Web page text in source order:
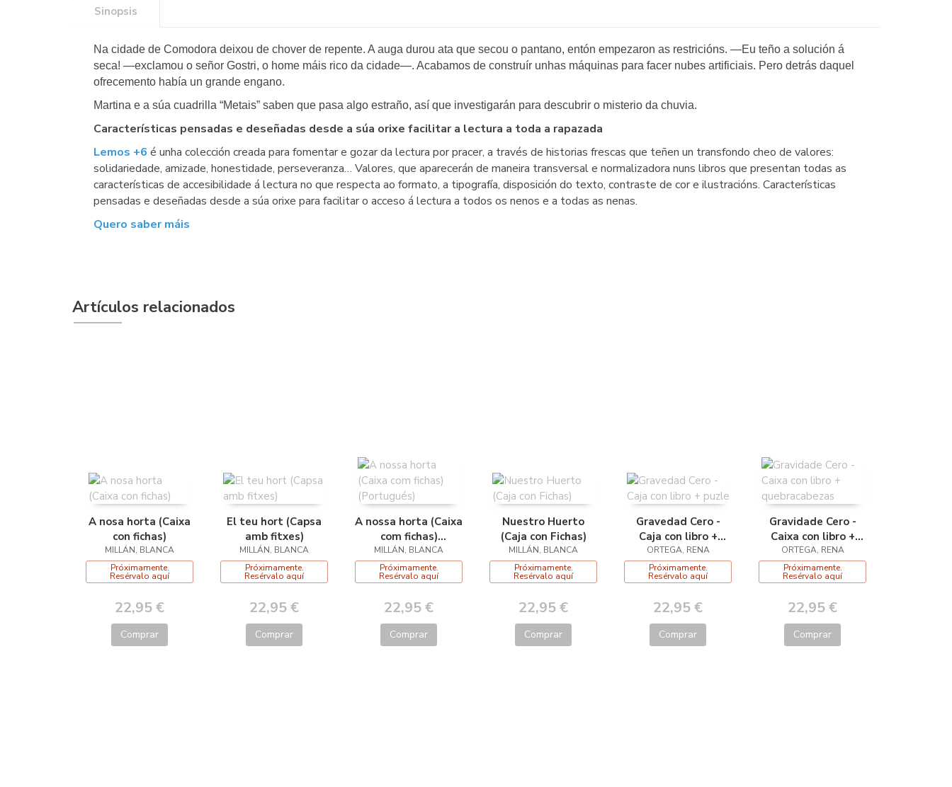
Sinopsis
Na cidade de Comodora deixou de chover de repente. A auga durou ata que secou o pantano, entón empezaron as restricións. —Eu teño a solución á
seca! —exclamou o señor Gostri, o home máis rico da cidade—. Acabamos de construír unhas máquinas para facer nubes artificiais. Pero detrás daquel
ofrecemento había un grande engano.
Martina e a súa cuadrilla “Metais” saben que pasa algo estraño, así que investigarán para descubrir o misterio da chuvia.
Características pensadas e deseñadas desde a súa orixe facilitar a lectura a toda a rapazada
Lemos +6 é unha colección creada para fomentar e gozar da lectura por pracer, a través de historias frescas que teñen un transfondo cheo de valores:
solidariedade, amizade, honestidade, perseveranza… Valores, que aparecerán de maneira transversal e normalizadora nuns libros que presentan todas as
características de accesibilidade á lectura no que respecta ao formato, a tipografía, disposición do texto, contraste de cor e ilustracións. Características
pensadas e deseñadas desde a súa orixe para facilitar o acceso á lectura a todos os nenos e a todas as nenas.
Quero saber máis
Artículos relacionados
A nosa horta (Caixa
con fichas)
MILLÁN, BLANCA
Próximamente.
Resérvalo aquí
22,95 €
Comprar
El teu hort (Capsa
amb fitxes)
MILLÁN, BLANCA
Próximamente.
Resérvalo aquí
22,95 €
Comprar
A nossa horta (Caixa
com fichas)
(Portugués)
MILLÁN, BLANCA
Próximamente.
Resérvalo aquí
22,95 €
Comprar
Nuestro Huerto
(Caja con Fichas)
MILLÁN, BLANCA
Próximamente.
Resérvalo aquí
22,95 €
Comprar
Gravedad Cero -
Caja con libro +
puzle
ORTEGA, RENA
Próximamente.
Resérvalo aquí
22,95 €
Comprar
Gravidade Cero -
Caixa con libro +
quebracabezas
ORTEGA, RENA
Próximamente.
Resérvalo aquí
22,95 €
Comprar